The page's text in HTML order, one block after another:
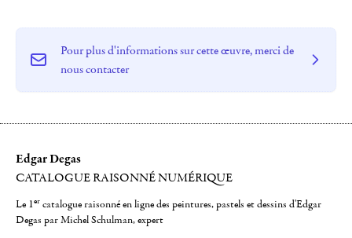
Pour plus d'informations sur cette œuvre, merci de
nous contacter
Edgar Degas
CATALOGUE RAISONNÉ NUMÉRIQUE
Le 1er catalogue raisonné en ligne des peintures, pastels et dessins d'Edgar
Degas par Michel Schulman, expert